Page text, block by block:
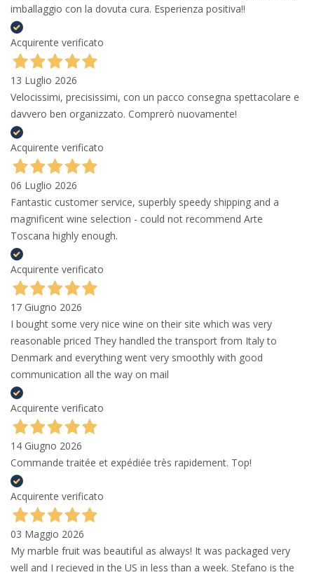
imballaggio con la dovuta cura. Esperienza positiva!!
Acquirente verificato
13 Luglio 2026
Velocissimi, precisissimi, con un pacco consegna spettacolare e
davvero ben organizzato. Comprerò nuovamente!
Acquirente verificato
06 Luglio 2026
Fantastic customer service, superbly speedy shipping and a
magnificent wine selection - could not recommend Arte
Toscana highly enough.
Acquirente verificato
17 Giugno 2026
I bought some very nice wine on their site which was very
reasonable priced They handled the transport from Italy to
Denmark and everything went very smoothly with good
communication all the way on mail
Acquirente verificato
14 Giugno 2026
Commande traitée et expédiée très rapidement. Top!
Acquirente verificato
03 Maggio 2026
My marble fruit was beautiful as always! It was packaged very
well and I recieved in the US in less than a week. Stefano is the